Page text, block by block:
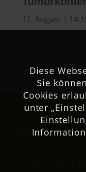
11. August |
Netzwerk
Diese
Sie
Cookies
unter